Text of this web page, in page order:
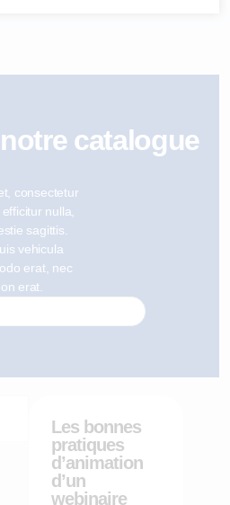
catalogue
consectetur
nulla,
sagittis.
vehicula
erat, nec
erat.
Les bonnes
pratiques
d’animation
d’un
webinaire